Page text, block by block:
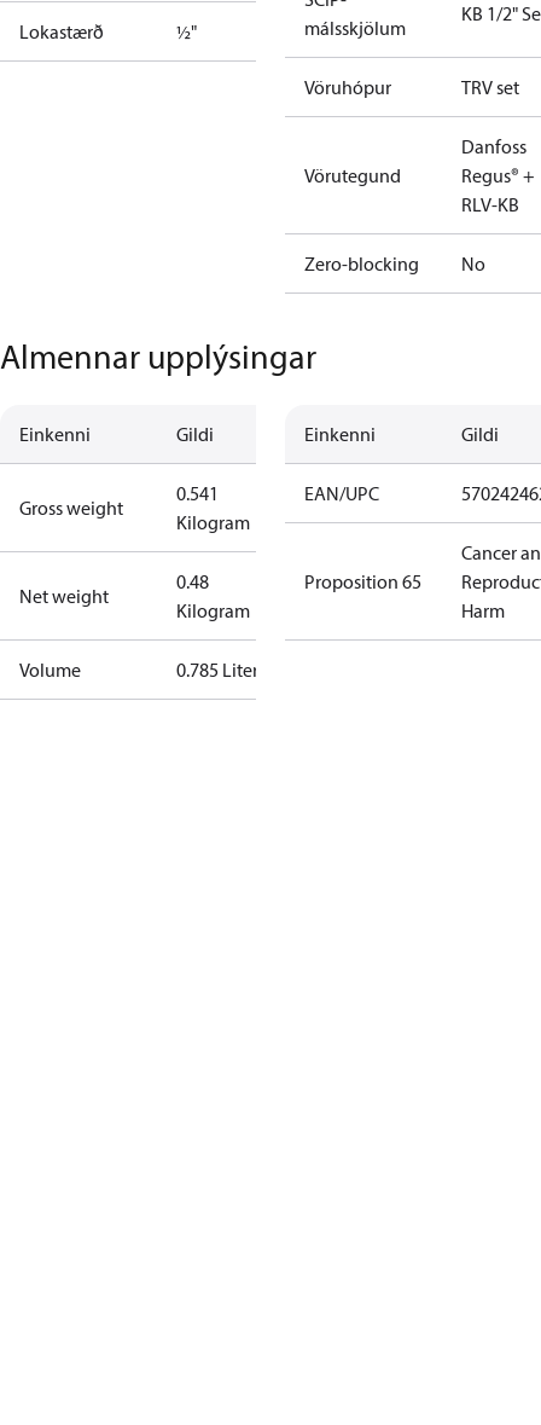
Lokastærð ½"
málsskjölum
KB 1/2"
Vöruhópur TRV set
Vörutegund
Danfoss
Regus® +
RLV-KB
Zero-blocking No
Almennar upplýsingar
Einkenni Gildi
Gross weight
0.541
Kilogram
Net weight
0.48
Kilogram
Volume 0.785 Liter
Einkenni Gildi
EAN/UPC
Proposition 65
Cancer
Harm